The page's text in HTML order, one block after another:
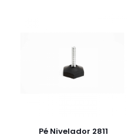
Pé Nivelador 2811